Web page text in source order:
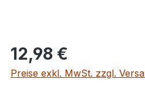
Regulärer Preis:
12,98 €
Preise exkl. MwSt. zzgl.